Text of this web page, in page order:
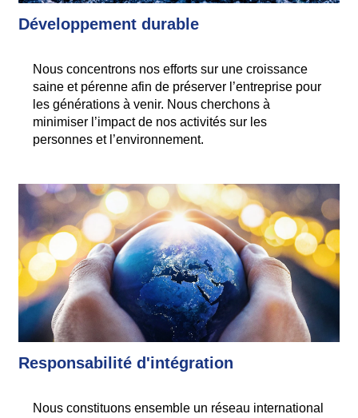
Développement durable
Nous concentrons nos efforts sur une croissance
saine et pérenne afin de préserver l’entreprise pour
les générations à venir. Nous cherchons à
minimiser l’impact de nos activités sur les
personnes et l’environnement.
Responsabilité d'intégration
Nous constituons ensemble un réseau international